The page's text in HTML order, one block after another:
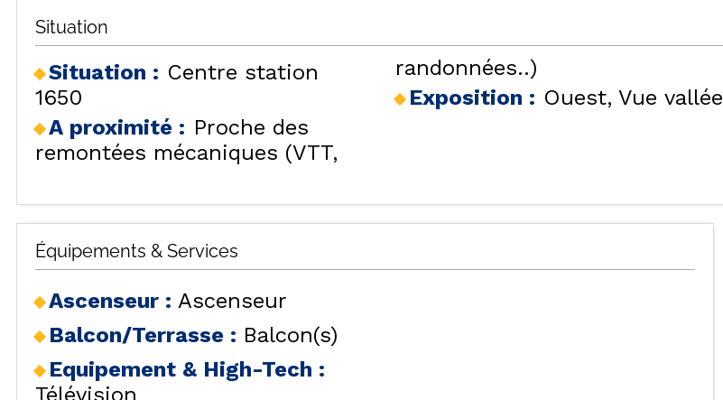
LES
HÉBERGEMENTS
Situation
Situation : Centre station
1650
A proximité : Proche des
remontées mécaniques (VTT,
randonnées..)
Exposition : Ouest Vue vallée
Équipements & Services
Ascenseur : Ascenseur
Balcon/Terrasse : Balcon(s)
Equipement & High-Tech :